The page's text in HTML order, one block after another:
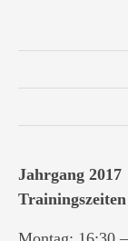
Jahrgang 2017